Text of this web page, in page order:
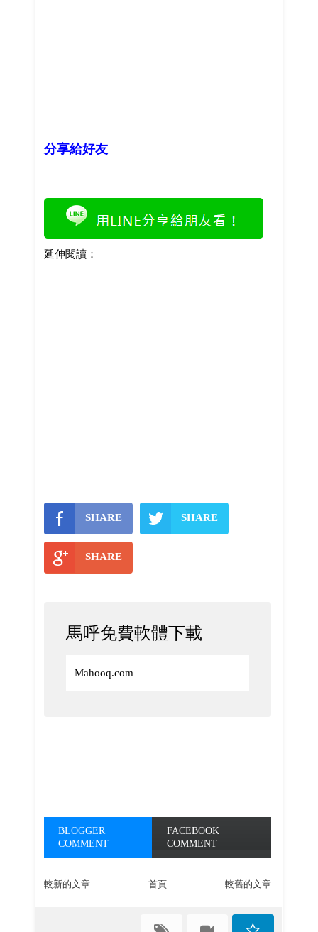
分享給好友
延伸閱讀：
SHARE SHARE
SHARE
馬呼免費軟體下載
Mahooq.com
BLOGGER
COMMENT
FACEBOOK
COMMENT
較新的文章 較舊的文章
首頁